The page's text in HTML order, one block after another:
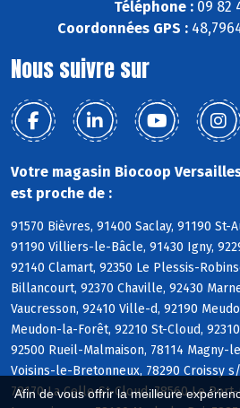
Afin de vous offrir la meilleure
Téléphone : 09 82
Coordonnées GPS :
Nous suivre sur
Votre magasin Biocoop
est proche de :
91570 Bièvres, 91400 Saclay, 91190 St-
91190 Villiers-le-Bâcle, 91430 Igny,
92140 Clamart, 92350 Le Plessis-
Billancourt, 92370 Chaville, 92430
Vaucresson, 92410 Ville-d, 92190
Meudon-la-Forêt, 92210 St-Cloud,
92500 Rueil-Malmaison, 78114 Magny-
Voisins-le-Bretonneux, 78290 Croissy
78170 La Celle-St-Cloud, 78560 Le